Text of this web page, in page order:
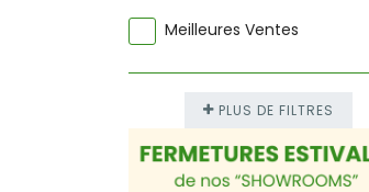
Meilleures Ventes
PLUS DE FILTRES